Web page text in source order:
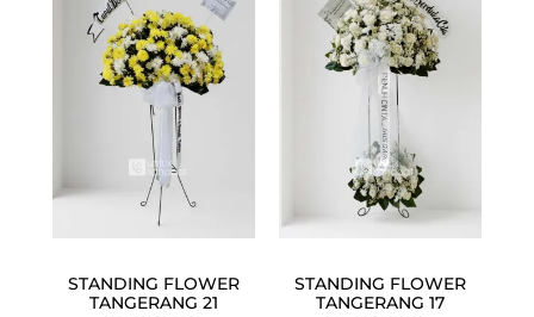
STANDING FLOWER
TANGERANG 21
STANDING FLOWER
TANGERANG 17